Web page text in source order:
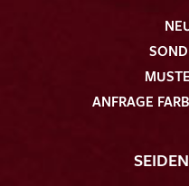
ANFRAGE